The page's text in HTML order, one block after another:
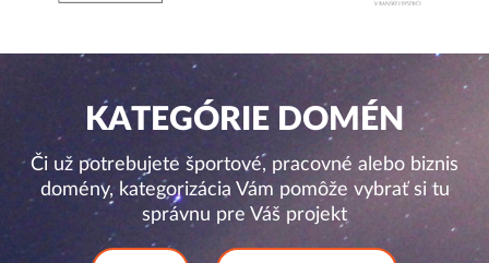
KATEGÓRIE DOMÉN
Či už potrebujete športové, pracovné alebo biznis
domény, kategorizácia Vám pomôže vybrať si tu
správnu pre Váš projekt